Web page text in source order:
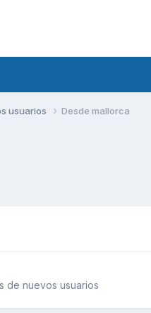
usuarios Desde mallorca
de nuevos usuarios